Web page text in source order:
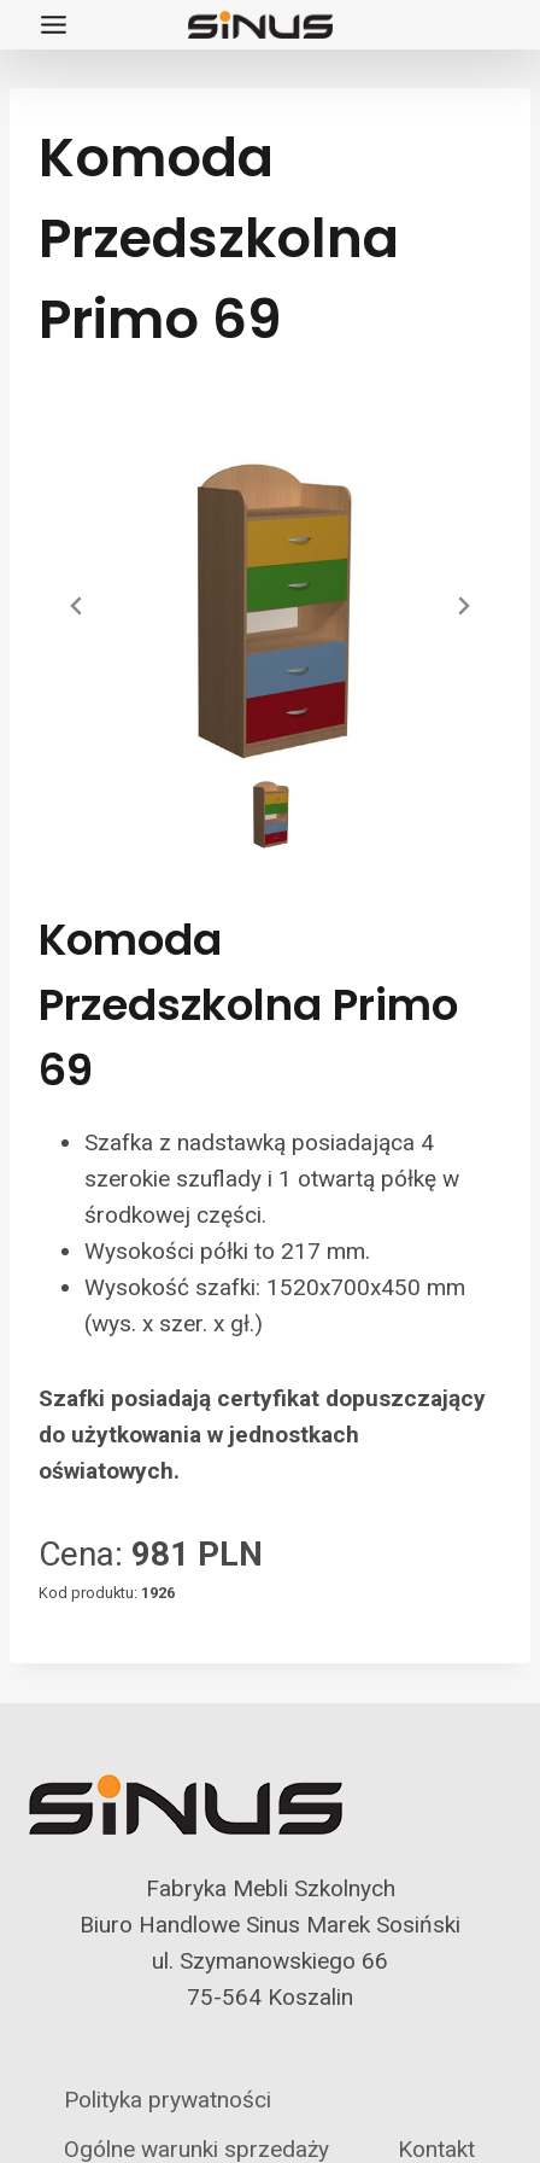
Przejdź
Komoda
Przedszkolna
Primo 69
Komoda
Przedszkolna Primo
69
Szafka z nadstawką posiadająca 4
szerokie szuflady i 1 otwartą półkę w
środkowej części.
Wysokości półki to 217 mm.
Wysokość szafki: 1520x700x450 mm
(wys. x szer. x gł.)
Szafki posiadają certyfikat dopuszczający
do użytkowania w jednostkach
oświatowych.
Cena: 981 PLN
Kod produktu: 1926
Fabryka Mebli Szkolnych
Biuro Handlowe Sinus Marek Sosiński
ul. Szymanowskiego 66
75-564 Koszalin
Polityka prywatności
Ogólne warunki sprzedaży
Kontakt